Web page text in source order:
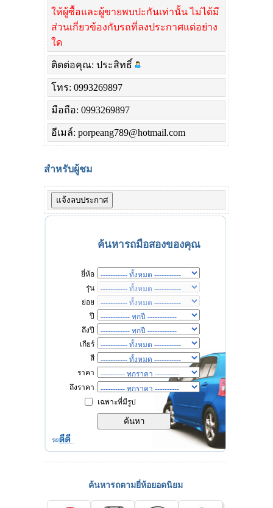
ให้ผู้ซื้อและผู้ขายพบปะกันเท่านั้น ไม่ได้มี
ส่วนเกี่ยวข้องกับรถที่ลงประกาศแต่อย่าง
ใด
ติดต่อคุณ: ประสิทธิ์
โทร: 0993269897
มือถือ: 0993269897
อีเมล์: porpeang789@hotmail.com
สำหรับผู้ชม
ค้นหารถมือสองของคุณ
ยี่ห้อ
รุ่น
ย่อย
ปี
ถึงปี
เกียร์
สี
ราคา
ถึงราคา
เฉพาะที่มีรูป
ค้นหารถตามยี่ห้อยอดนิยม